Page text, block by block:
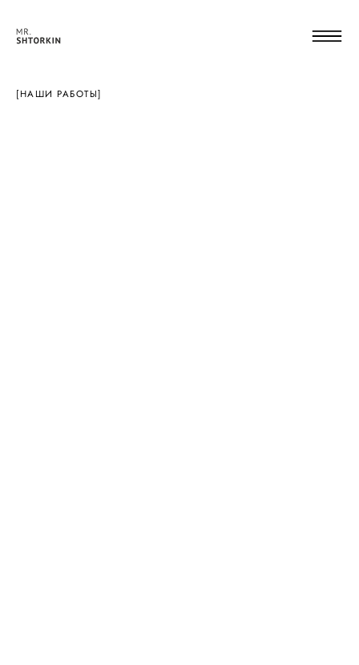
[НАШИ РАБОТЫ]